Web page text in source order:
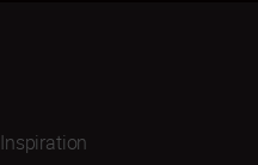
Inspiration